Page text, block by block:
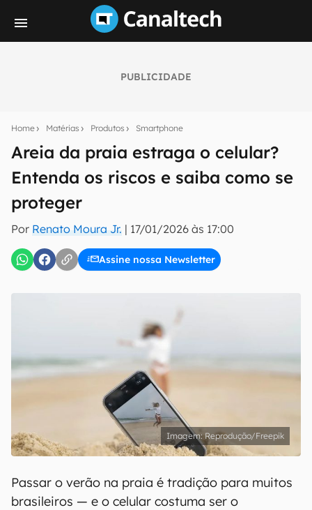
PUBLICIDADE
Home Matérias Produtos Smartphone
Areia da praia estraga o celular?
Entenda os riscos e saiba como se
proteger
Por Renato Moura Jr. | 17/01/2026 às 17:00
Assine nossa Newsletter
notícias e reviews sobre tecnologia em primeira
mão.
E-mail
inscreva-se
Reprodução/Freepik
Passar o verão na praia é tradição para muitos
brasileiros — e o celular costuma ser o